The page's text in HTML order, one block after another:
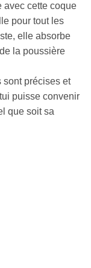
avec cette coque
pour tout les
elle absorbe
la poussière
sont précises et
puisse convenir
que soit sa